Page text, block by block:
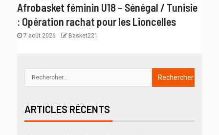
Afrobasket féminin U18 – Sénégal / Tunisie
: Opération rachat pour les Lioncelles
7 août 2026 Basket221
ARTICLES RÉCENTS